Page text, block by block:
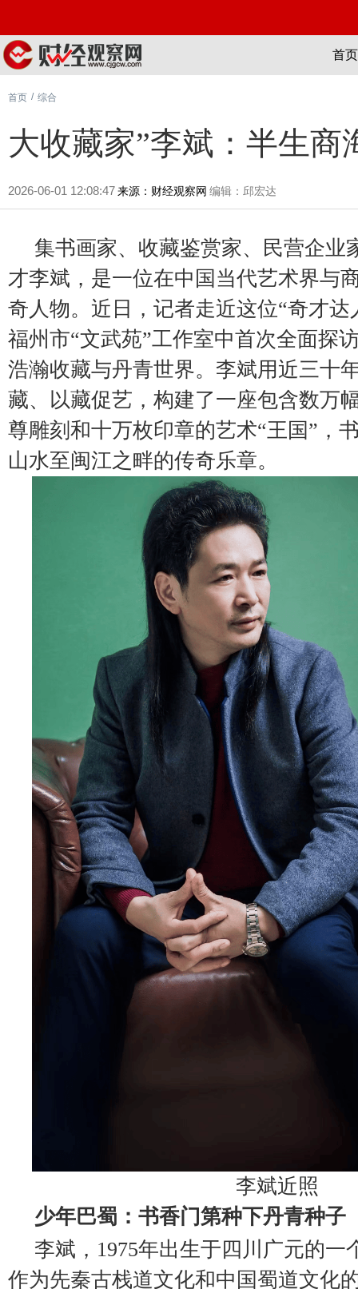
首页
首页 / 综合
大收藏家”李斌：半生
2026-06-01 12:08:47来源：财经观察网 编辑：邱宏达
集书画家、收藏鉴赏家、民营企业
才李斌，是一位在中国当代艺术界与
奇人物。近日，记者走近这位“奇才达
福州市“文武苑”工作室中首次全面探
浩瀚收藏与丹青世界。李斌用近三十
藏、以藏促艺，构建了一座包含数万
尊雕刻和十万枚印章的艺术“王国”，
山水至闽江之畔的传奇乐章。
李斌近照
少年巴蜀：书香门第种下丹青种子
李斌，1975年出生于四川广元的一
作为先秦古栈道文化和中国蜀道文化